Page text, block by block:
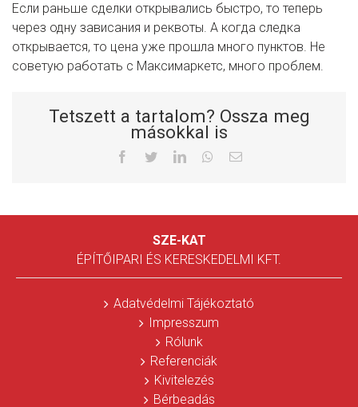
Если раньше сделки открывались быстро, то теперь
через одну зависания и реквоты. А когда следка
открывается, то цена уже прошла много пунктов. Не
советую работать с Максимаркетс, много проблем.
Tetszett a tartalom? Ossza meg
másokkal is
Facebook
TwitterLinkedInWhatsapp
Email
SZE-KAT
ÉPÍTŐIPARI ÉS KERESKEDELMI KFT.
Adatvédelmi Tájékoztató
Impresszum
Rólunk
Referenciák
Kivitelezés
Bérbeadás